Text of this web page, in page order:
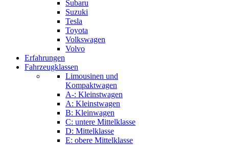
Subaru
Suzuki
Tesla
Toyota
Volkswagen
Volvo
Erfahrungen
Fahrzeugklassen
Limousinen und
Kompaktwagen
A-: Kleinstwagen
A: Kleinstwagen
B: Kleinwagen
C: untere Mittelklasse
D: Mittelklasse
E: obere Mittelklasse